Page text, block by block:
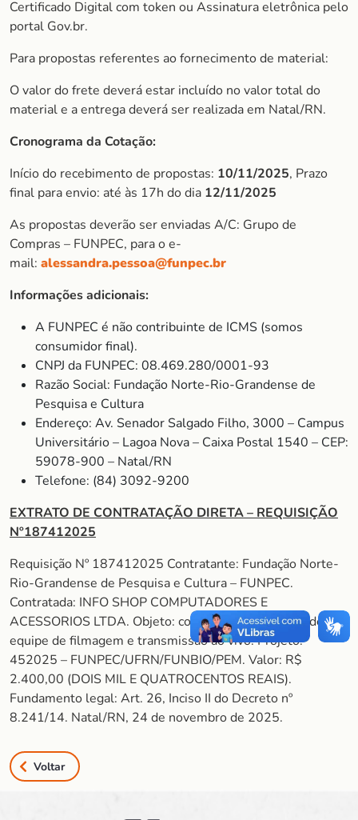
Certificado Digital com token ou Assinatura eletrônica pelo
portal Gov.br.
Para propostas referentes ao fornecimento de material:
O valor do frete deverá estar incluído no valor total do
material e a entrega deverá ser realizada em Natal/RN.
Cronograma da Cotação:
Início do recebimento de propostas: 10/11/2025, Prazo
final para envio: até às 17h do dia 12/11/2025
As propostas deverão ser enviadas A/C: Grupo de
Compras – FUNPEC, para o e-
mail: alessandra.pessoa@funpec.br
Informações adicionais:
A FUNPEC é não contribuinte de ICMS (somos
consumidor final).
CNPJ da FUNPEC: 08.469.280/0001-93
Razão Social: Fundação Norte-Rio-Grandense de
Pesquisa e Cultura
Endereço: Av. Senador Salgado Filho, 3000 – Campus
Universitário – Lagoa Nova – Caixa Postal 1540 – CEP:
59078-900 – Natal/RN
Telefone: (84) 3092-9200
EXTRATO DE CONTRATAÇÃO DIRETA – REQUISIÇÃO
Nº187412025
Requisição Nº 187412025 Contratante: Fundação Norte-
Rio-Grandense de Pesquisa e Cultura – FUNPEC.
Contratada: INFO SHOP COMPUTADORES E
ACESSORIOS LTDA. Objeto: contratação de serviço de
equipe de filmagem e transmissão ao vivo. Projeto:
452025 – FUNPEC/UFRN/FUNBIO/PEM. Valor: R$
2.400,00 (DOIS MIL E QUATROCENTOS REAIS).
Fundamento legal: Art. 26, Inciso II do Decreto nº
8.241/14. Natal/RN, 24 de novembro de 2025.
Voltar